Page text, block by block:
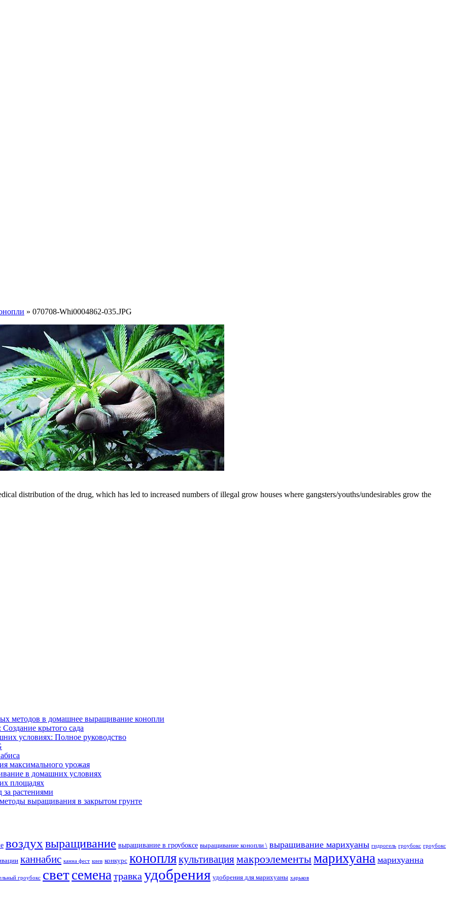
» 070708-Whi0004862-035.JPG
distribution of the drug, which has led to increased numbers of illegal grow houses where gangsters/youths/undesirables grow the
методов в домашнее выращивание конопли
крытого сада
условиях: Полное руководство
максимального урожая
в домашних условиях
площадях
растениями
выращивания в закрытом грунте
воздухвыращивание выращивание в гроубоксе выращивание конопли \ выращивание марихуаны гидрогель гроубокс гроубокс
каннабис канна фест киев конкурс коноплякультивациямакроэлементымарихуана марихуанна
гроубокс светсеменатравкаудобрения удобрения для марихуаны харьков